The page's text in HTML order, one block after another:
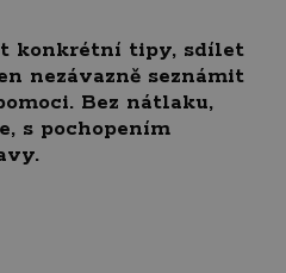
konkrétní tipy, sdílet
nezávazně seznámit
Bez nátlaku,
s pochopením